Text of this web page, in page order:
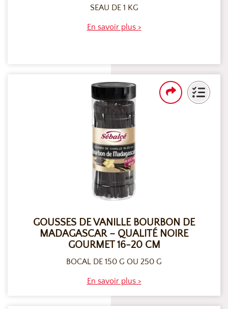
SEAU DE 1 KG
En savoir plus >
GOUSSES DE VANILLE BOURBON DE
MADAGASCAR – QUALITÉ NOIRE
GOURMET 16-20 CM
BOCAL DE 150 G OU 250 G
En savoir plus >